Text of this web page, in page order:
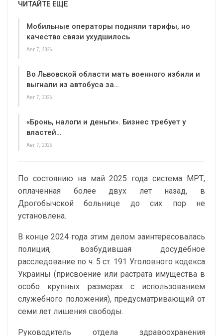
ЧИТАЙТЕ ЕЩЕ
Мобильные операторы подняли тарифы, но
качество связи ухудшилось
Авг 7, 2026
Во Львовской области мать военного избили и
выгнали из автобуса за…
Авг 7, 2026
«Бронь, налоги и деньги». Бизнес требует у
властей…
Авг 7, 2026
По состоянию на май 2025 года система МРТ,
оплаченная более двух лет назад, в
Дрогобычской больнице до сих пор не
установлена.
В конце 2024 года этим делом заинтересовалась
полиция, возбудившая досудебное
расследование по ч. 5 ст. 191 Уголовного кодекса
Украины (присвоение или растрата имущества в
особо крупных размерах с использованием
служебного положения), предусматривающий от
семи лет лишения свободы.
Руководитель отдела здравоохранения